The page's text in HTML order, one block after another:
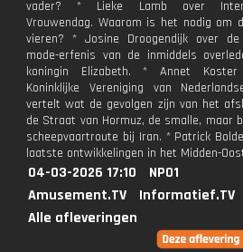
vader? * Lieke Lamb over
Vrouwendag. Waarom is het nodig om
vieren? * Josine Droogendijk over de
mode-erfenis van de inmiddels
koningin Elizabeth. * Annet
Koninklijke Vereniging van
vertelt wat de gevolgen zijn van het
de Straat van Hormuz, de smalle, maar
scheepvaartroute bij Iran. * Patrick
laatste ontwikkelingen in het Midden-
04-03-2026 17:10
NPO1
Amusement.TV
Informatief.TV
Alle afleveringen